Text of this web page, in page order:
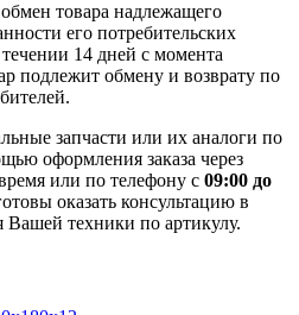
товара надлежащего
его потребительских
14 дней с момента
подлежит обмену и возврату по
запчасти или их аналоги по
оформления заказа через
или по телефону с 09:00 до
оказать консультацию в
Вашей техники по артикулу.